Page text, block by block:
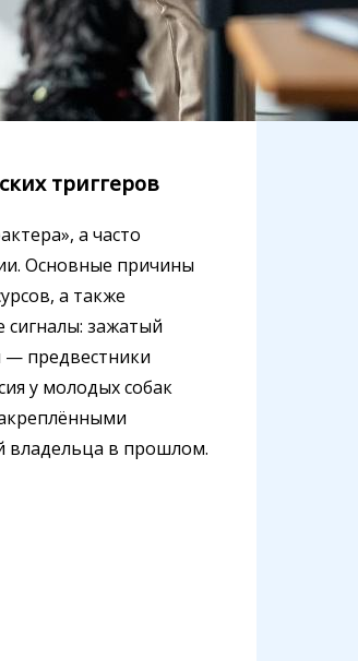
триггеров
а часто
Основные причины
а также
зажатый
— предвестники
у молодых собак
владельца в прошлом.